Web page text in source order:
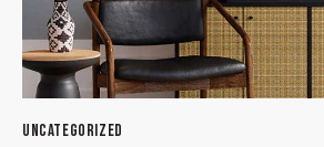
UNCATEGORIZED